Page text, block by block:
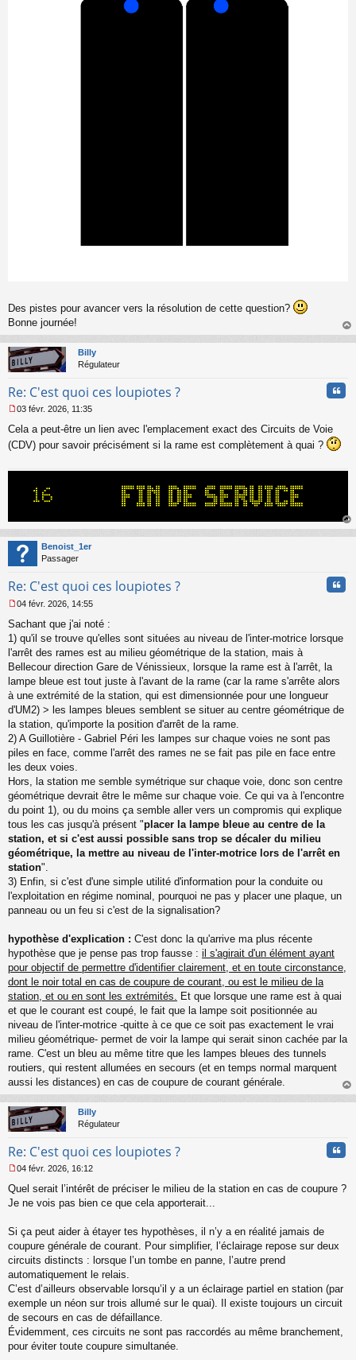
Des pistes pour avancer vers la résolution de cette question?
Bonne journée!
au
Billy
Régulateur
Re: C'est quoi ces loupiotes ?
e
s
l
u
03 févr. 2026, 11:35
Cela a peut-être un lien avec l'emplacement exact des Circuits de Voie
(CDV) pour savoir précisément si la rame est complètement à quai ?
au
Benoist_1er
Passager
Re: C'est quoi ces loupiotes ?
e
s
g
e
n
o
u
04 févr. 2026, 14:55
Sachant que j'ai noté :
1) qu'il se trouve qu'elles sont situées au niveau de l'inter-motrice lorsque
l'arrêt des rames est au milieu géométrique de la station, mais à
Bellecour direction Gare de Vénissieux, lorsque la rame est à l'arrêt, la
lampe bleue est tout juste à l'avant de la rame (car la rame s'arrête alors
à une extrémité de la station, qui est dimensionnée pour une longueur
d'UM2) > les lampes bleues semblent se situer au centre géométrique de
la station, qu'importe la position d'arrêt de la rame.
2) A Guillotière - Gabriel Péri les lampes sur chaque voies ne sont pas
piles en face, comme l'arrêt des rames ne se fait pas pile en face entre
les deux voies.
Hors, la station me semble symétrique sur chaque voie, donc son centre
géométrique devrait être le même sur chaque voie. Ce qui va à l'encontre
du point 1), ou du moins ça semble aller vers un compromis qui explique
tous les cas jusqu'à présent "placer la lampe bleue au centre de la
station, et si c'est aussi possible sans trop se décaler du milieu
géométrique, la mettre au niveau de l'inter-motrice lors de l'arrêt en
station".
3) Enfin, si c'est d'une simple utilité d'information pour la conduite ou
l'exploitation en régime nominal, pourquoi ne pas y placer une plaque, un
panneau ou un feu si c'est de la signalisation?
hypothèse d'explication : C'est donc la qu'arrive ma plus récente
hypothèse que je pense pas trop fausse : il s'agirait d'un élément ayant
pour objectif de permettre d'identifier clairement, et en toute circonstance,
dont le noir total en cas de coupure de courant, ou est le milieu de la
station, et ou en sont les extrémités.
Et que lorsque une rame est à quai
et que le courant est coupé, le fait que la lampe soit positionnée au
niveau de l'inter-motrice -quitte à ce que ce soit pas exactement le vrai
milieu géométrique- permet de voir la lampe qui serait sinon cachée par la
rame. C'est un bleu au même titre que les lampes bleues des tunnels
routiers, qui restent allumées en secours (et en temps normal marquent
aussi les distances) en cas de coupure de courant générale.
au
Billy
Régulateur
Re: C'est quoi ces loupiotes ?
e
s
e
n
o
u
04 févr. 2026, 16:12
Quel serait l’intérêt de préciser le milieu de la station en cas de coupure ?
Je ne vois pas bien ce que cela apporterait...
Si ça peut aider à étayer tes hypothèses, il n’y a en réalité jamais de
coupure générale de courant. Pour simplifier, l’éclairage repose sur deux
circuits distincts : lorsque l’un tombe en panne, l’autre prend
automatiquement le relais.
C’est d’ailleurs observable lorsqu’il y a un éclairage partiel en station (par
exemple un néon sur trois allumé sur le quai). Il existe toujours un circuit
de secours en cas de défaillance.
Évidemment, ces circuits ne sont pas raccordés au même branchement,
pour éviter toute coupure simultanée.